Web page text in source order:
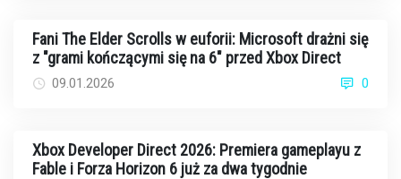
Fani The Elder Scrolls w euforii: Microsoft drażni się
z "grami kończącymi się na 6" przed Xbox Direct
09.01.2026 0
Xbox Developer Direct 2026: Premiera gameplayu z
Fable i Forza Horizon 6 już za dwa tygodnie